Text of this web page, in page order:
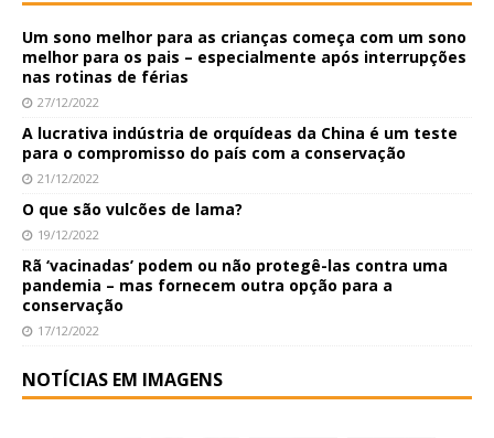
Um sono melhor para as crianças começa com um sono
melhor para os pais – especialmente após interrupções
nas rotinas de férias
27/12/2022
A lucrativa indústria de orquídeas da China é um teste
para o compromisso do país com a conservação
21/12/2022
O que são vulcões de lama?
19/12/2022
Rã ‘vacinadas’ podem ou não protegê-las contra uma
pandemia – mas fornecem outra opção para a
conservação
17/12/2022
NOTÍCIAS EM IMAGENS